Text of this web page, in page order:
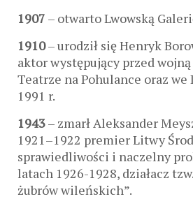
1907 – otwarto Lwowską
1910– urodził się Henryk
aktor występujący przed
Teatrze na Pohulance oraz we
1991 r.
1943– zmarł Aleksander
1921–1922 premier Litwy
sprawiedliwości i naczelny
latach 1926-1928, działacz
żubrów wileńskich”.